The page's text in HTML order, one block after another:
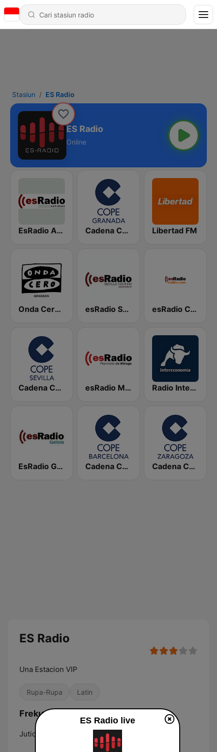
Stasiun ES Radio
ES Radio
Online
EsRadio Asturias Cadena COPE Granada Libertad FM
Onda Cero Granada esRadio Sevilla esRadio Castilla y Leon
Cadena COPE Sevilla esRadio Malaga Radio Intereconomía
EsRadio Galicia Cadena COPE Barcelona FM Cadena COPE Zaragoza
ES Radio
Una Estacion VIP
Rupa-Rupa Latin
Frekuensi ES Radio:
Juticalpa:
ES Radio live